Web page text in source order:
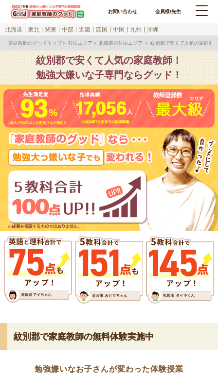
お問い合わせ 会員様/先生
北海道 東北 関東 中部 近畿 四国 中国 九州 沖縄
家庭教師のグッドトップ 対応エリア 北海道の対応エリア 紋別郡で安くて人気の家庭教
紋別郡で安くて人気の家庭教師！
勉強大嫌いな子専門ならグッド！
紋別郡で家庭教師の無料体験実施中
勉強嫌いなお子さんが変わった体験授業